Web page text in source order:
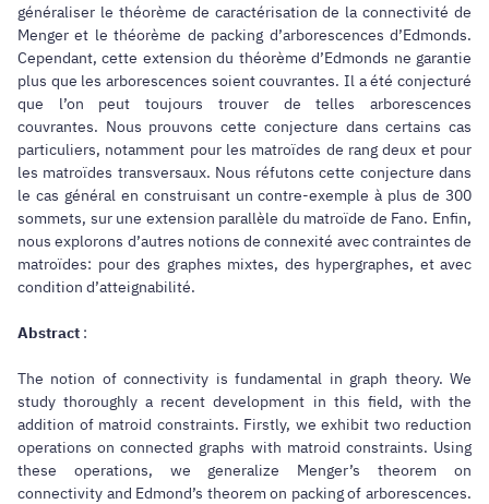
généraliser le théorème de caractérisation de la connectivité de
Menger et le théorème de packing d’arborescences d’Edmonds.
Cependant, cette extension du théorème d’Edmonds ne garantie
plus que les arborescences soient couvrantes. Il a été conjecturé
que l’on peut toujours trouver de telles arborescences
couvrantes. Nous prouvons cette conjecture dans certains cas
particuliers, notamment pour les matroïdes de rang deux et pour
les matroïdes transversaux. Nous réfutons cette conjecture dans
le cas général en construisant un contre-exemple à plus de 300
sommets, sur une extension parallèle du matroïde de Fano. Enfin,
nous explorons d’autres notions de connexité avec contraintes de
matroïdes: pour des graphes mixtes, des hypergraphes, et avec
condition d’atteignabilité.
Abstract :
The notion of connectivity is fundamental in graph theory. We
study thoroughly a recent development in this field, with the
addition of matroid constraints. Firstly, we exhibit two reduction
operations on connected graphs with matroid constraints. Using
these operations, we generalize Menger’s theorem on
connectivity and Edmond’s theorem on packing of arborescences.